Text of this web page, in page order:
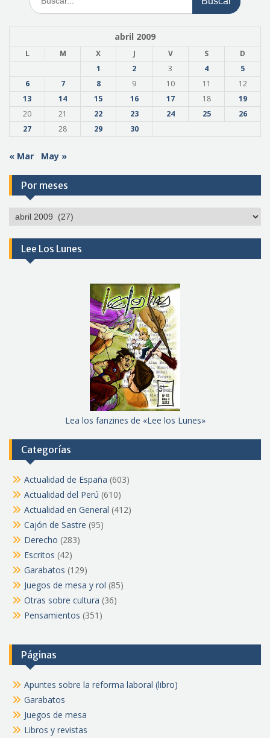
abril 2009
L M X J V S
D
1
2 3 4
5
6
7 8 9 10 11
12
13
14 15 16 17 18
19
20
21 22 23 24 25
26
27
28 29 30
« Mar May »
Por meses
Por
Lee Los Lunes
Lea los fanzines de «Lee los Lunes»
Categorías
Actualidad de España (603)
Actualidad del Perú (610)
Actualidad en General (412)
Cajón de Sastre (95)
Derecho (283)
Escritos (42)
Garabatos (129)
Juegos de mesa y rol (85)
Otras sobre cultura (36)
Pensamientos (351)
Páginas
Apuntes sobre la reforma laboral (libro)
Garabatos
Juegos de mesa
Libros y revistas